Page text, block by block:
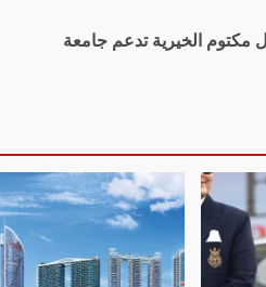
مكتوم الخيرية تدعم جامعة